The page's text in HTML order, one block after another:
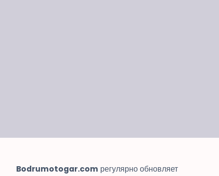
Bodrumotogar.com регулярно обновляет